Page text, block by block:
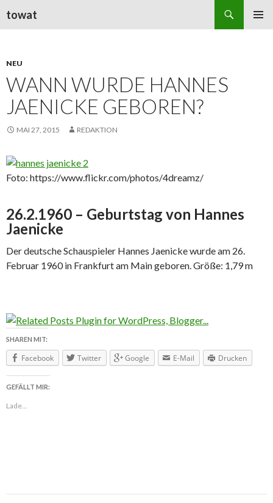
towat
NEU
WANN WURDE HANNES
JAENICKE GEBOREN?
MAI 27, 2015 REDAKTION
Foto: https://www.flickr.com/photos/4dreamz/
26.2.1960 – Geburtstag von Hannes
Jaenicke
Der deutsche Schauspieler Hannes Jaenicke wurde am 26.
Februar 1960 in Frankfurt am Main geboren. Größe: 1,79 m
SHAREN MIT:
Facebook Twitter Google E-Mail Drucken
GEFÄLLT MIR:
Lade...